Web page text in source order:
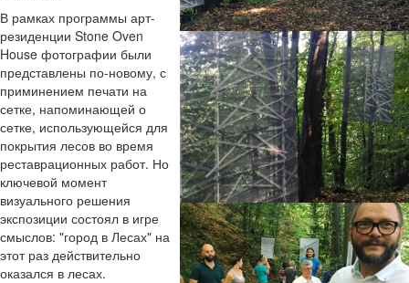
В рамках программы арт-
резиденции Stone Oven
House фотографии были
представлены по-новому, с
приминением печати на
сетке, напоминающей о
сетке, использующейся для
покрытия лесов во время
реставрационных работ. Но
ключевой момент
визуального решения
экспозиции состоял в игре
смыслов: "город в Лесах" на
этот раз действительно
оказался в лесах.